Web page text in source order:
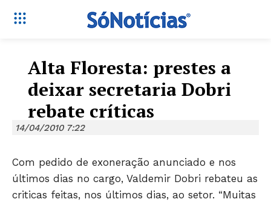
Alta Floresta: prestes a
deixar secretaria Dobri
rebate críticas
14/04/2010 7:22
Com pedido de exoneração anunciado e nos
últimos dias no cargo, Valdemir Dobri rebateu as
criticas feitas, nos últimos dias, ao setor. “Muitas